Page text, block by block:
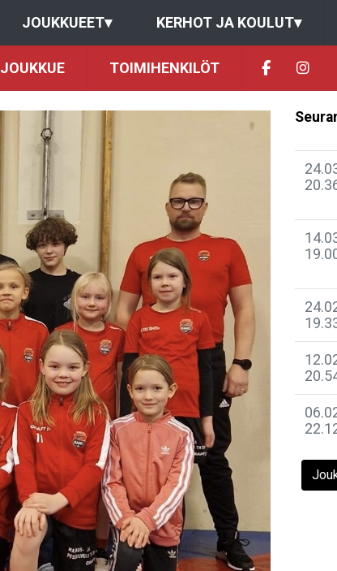
JOUKKUEET▾ KERHOT JA KOULUT▾
JOUKKUE TOIMIHENKILÖT